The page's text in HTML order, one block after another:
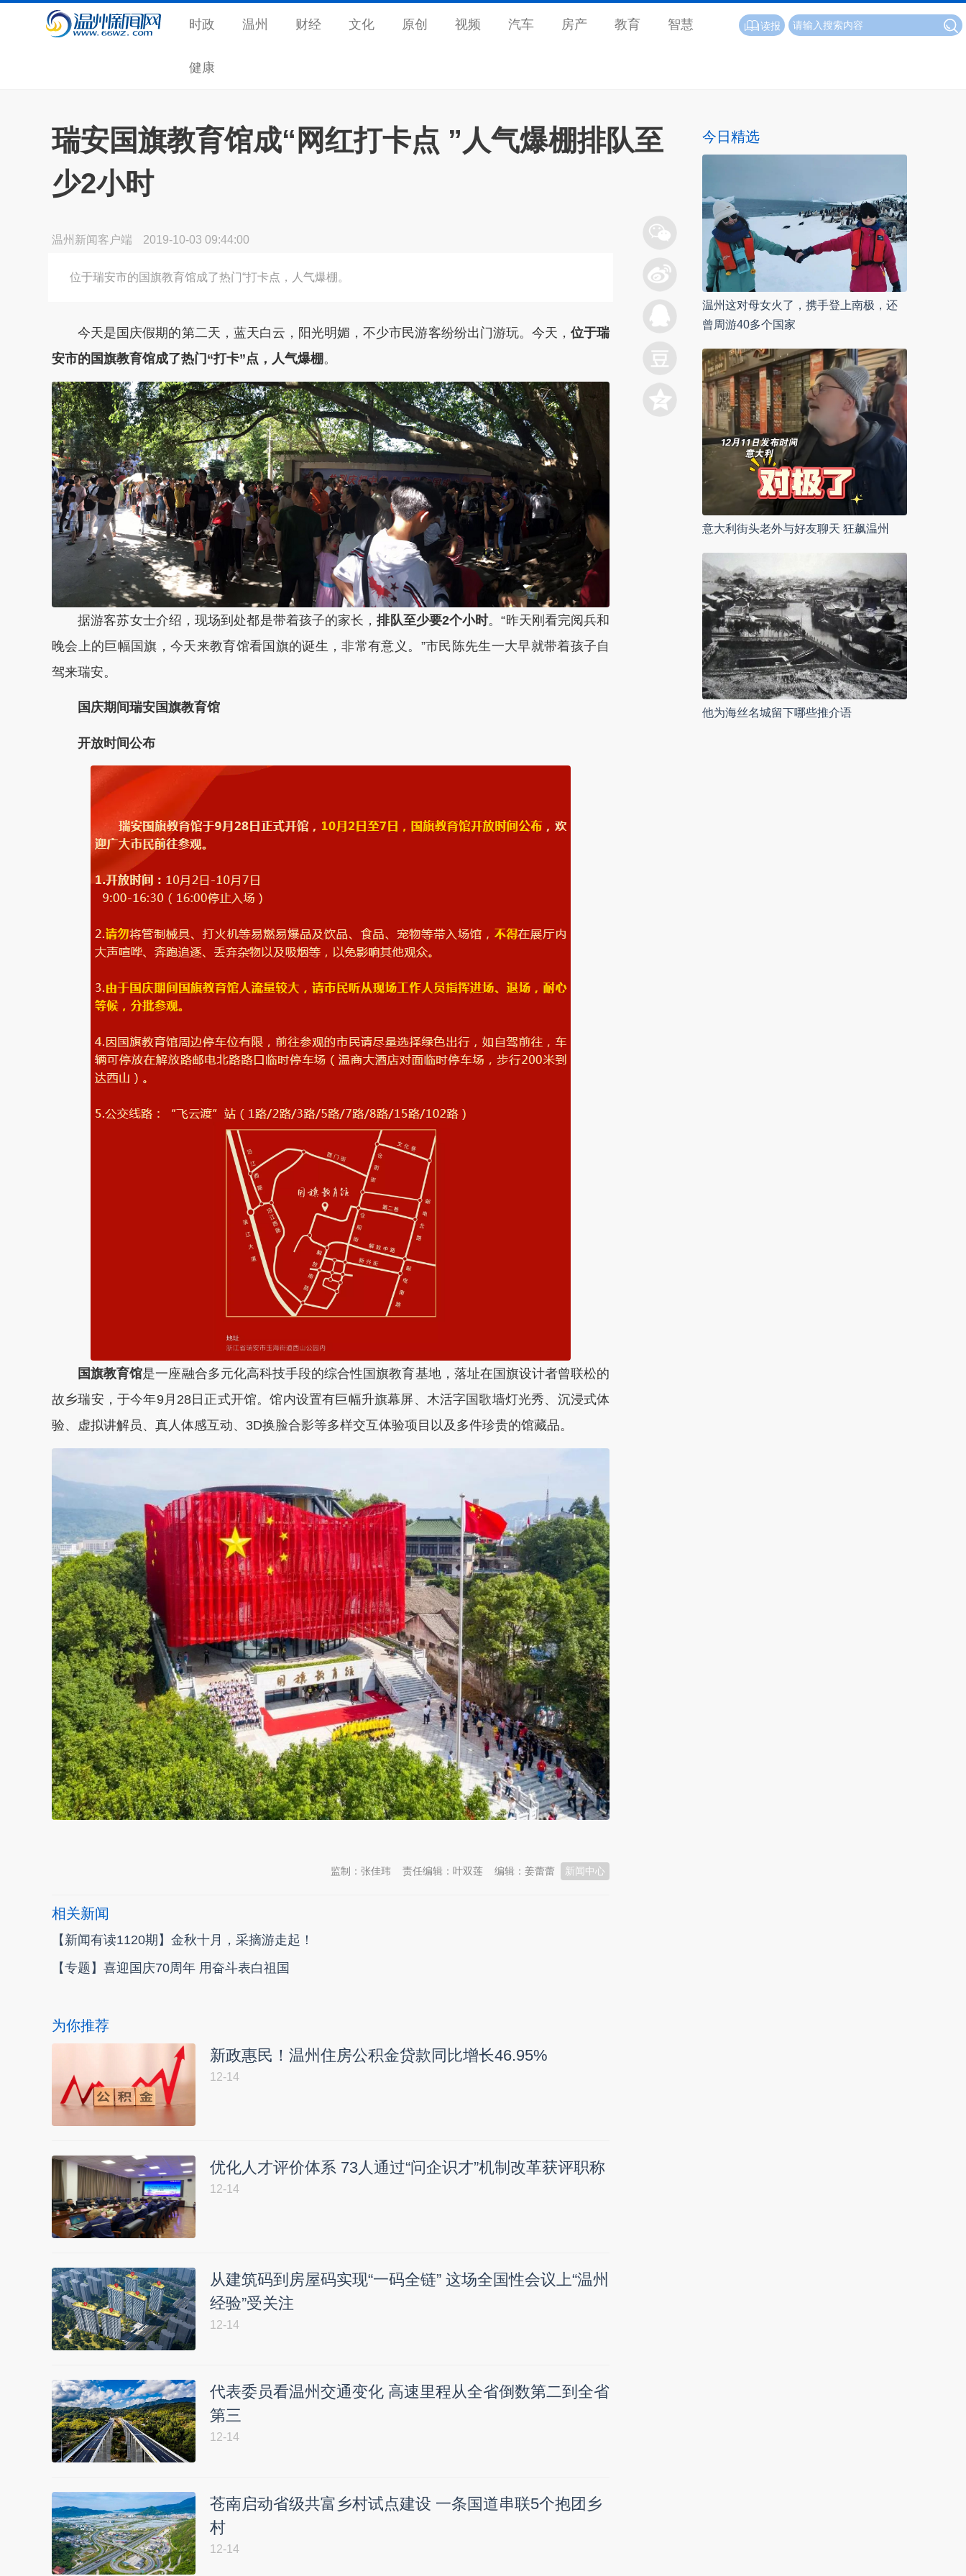
时政 温州 财经 文化 原创 视频 汽车 房产 教育 智慧
健康
读报
瑞安国旗教育馆成“网红打卡点 ”人气爆棚排队至
少2小时
温州新闻客户端 2019-10-03 09:44:00
位于瑞安市的国旗教育馆成了热门“打卡点，人气爆棚。
今天是国庆假期的第二天，蓝天白云，阳光明媚，不少市民游客纷纷出门游玩。今天，位于瑞
安市的国旗教育馆成了热门“打卡”点，人气爆棚。
据游客苏女士介绍，现场到处都是带着孩子的家长，排队至少要2个小时。“昨天刚看完阅兵和
晚会上的巨幅国旗，今天来教育馆看国旗的诞生，非常有意义。”市民陈先生一大早就带着孩子自
驾来瑞安。
国庆期间瑞安国旗教育馆
开放时间公布
国旗教育馆是一座融合多元化高科技手段的综合性国旗教育基地，落址在国旗设计者曾联松的
故乡瑞安，于今年9月28日正式开馆。馆内设置有巨幅升旗幕屏、木活字国歌墙灯光秀、沉浸式体
验、虚拟讲解员、真人体感互动、3D换脸合影等多样交互体验项目以及多件珍贵的馆藏品。
新闻中心
编辑：姜蕾蕾
责任编辑：叶双莲
监制：张佳玮
相关新闻
【新闻有读1120期】金秋十月，采摘游走起！
【专题】喜迎国庆70周年 用奋斗表白祖国
为你推荐
新政惠民！温州住房公积金贷款同比增长46.95%
12-14
优化人才评价体系 73人通过“问企识才”机制改革获评职称
12-14
从建筑码到房屋码实现“一码全链” 这场全国性会议上“温州
经验”受关注
12-14
代表委员看温州交通变化 高速里程从全省倒数第二到全省
第三
12-14
苍南启动省级共富乡村试点建设 一条国道串联5个抱团乡
村
12-14
今日精选
温州这对母女火了，携手登上南极，还
曾周游40多个国家
意大利街头老外与好友聊天 狂飙温州
他为海丝名城留下哪些推介语